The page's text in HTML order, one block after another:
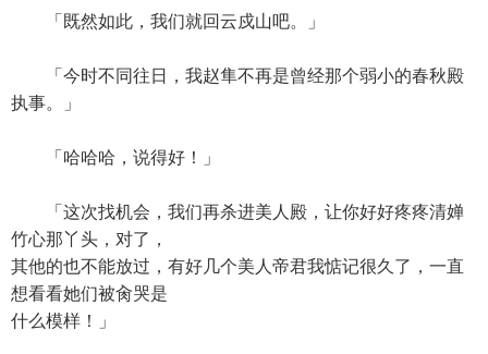
「既然如此，我们就回云戍山吧。」
「今时不同往日，我赵隼不再是曾经那个弱小的春秋殿
执事。」
「哈哈哈，说得好！」
「这次找机会，我们再杀进美人殿，让你好好疼疼清婵
竹心那丫头，对了，
其他的也不能放过，有好几个美人帝君我惦记很久了，一直
想看看她们被肏哭是
什么模样！」